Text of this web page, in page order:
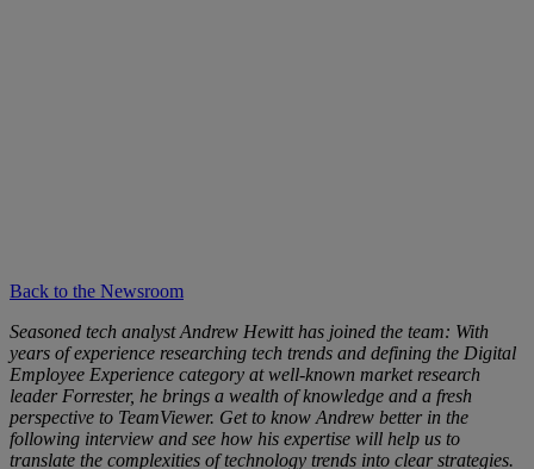
Back to the Newsroom
Seasoned tech analyst Andrew Hewitt has joined the team: With
years of experience researching tech trends and defining the Digital
Employee Experience category at well-known market research
leader Forrester, he brings a wealth of knowledge and a fresh
perspective to TeamViewer. Get to know Andrew better in the
following interview and see how his expertise will help us to
translate the complexities of technology trends into clear strategies.